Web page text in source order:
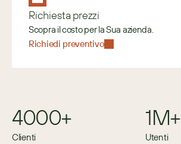
Richiesta prezzi
Scopra il costo per la Sua azienda.
Richiedi preventivo
4000+
Clienti
1M+
Utenti